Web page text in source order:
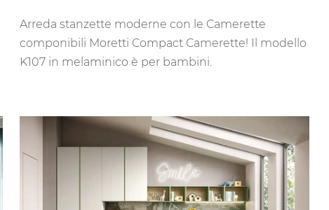
Arreda stanzette moderne con le Camerette
componibili Moretti Compact Camerette! Il modello
K107 in melaminico è per bambini.